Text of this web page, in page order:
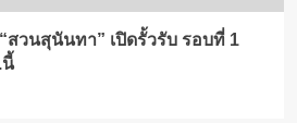
สวนสุนันทา” เปิดรั้วรับ รอบที่ 1
นี้